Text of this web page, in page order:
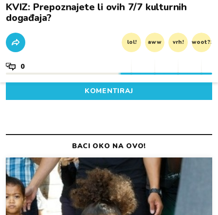
KVIZ: Prepoznajete li ovih 7/7 kulturnih
događaja?
lol! aww vrh! woot?!
0
KOMENTIRAJ